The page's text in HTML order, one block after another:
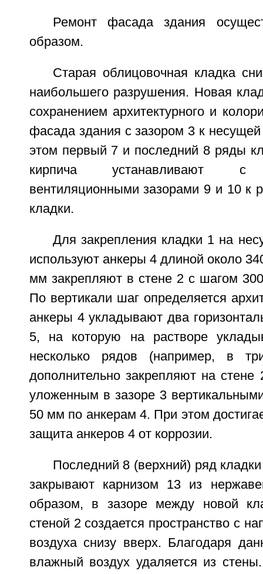
Ремонт фасада здания
образом.
Старая облицовочная кладка
наибольшего разрушения. Новая
сохранением архитектурного и
фасада здания с зазором 3 к
этом первый 7 и последний 8 ряды
кирпича устанавливают с
вентиляционными зазорами 9 и 10 к
кладки.
Для закрепления кладки 1 на
используют анкеры 4 длиной около
мм закрепляют в стене 2 с шагом
По вертикали шаг определяется
анкеры 4 укладывают два
5, на которую на растворе
несколько рядов (например, в
дополнительно закрепляют на стене
уложенным в зазоре 3
50 мм по анкерам 4. При этом
защита анкеров 4 от коррозии.
Последний 8 (верхний) ряд
закрывают карнизом 13 из
образом, в зазоре между новой
стеной 2 создается пространство с
воздуха снизу вверх. Благодаря
влажный воздух удаляется из